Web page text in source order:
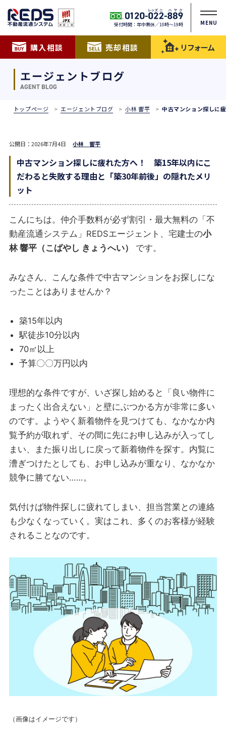
受付時間：年中無休／10時〜19時 MENU
購入相談 売却相談 リフォーム
エージェントブログ
AGENT BLOG
トップページ エージェントブログ 小林 響平 中古マンション探しに
公開日：2026年7月4日小林 響平
中古マンション探しに疲れた方へ！ 築15年以内にこ
だわると失敗する理由と「築30年前後」の隠れたメリ
ット
こんにちは。仲介手数料が必ず割引・最大無料の「不
動産流通システム」REDSエージェント、宅建士の小
林 響平（こばやし きょうへい）
です。
みなさん、こんな条件で中古マンションをお探しにな
ったことはありませんか？
築15年以内
駅徒歩10分以内
70㎡以上
予算〇〇万円以内
理想的な条件ですが、いざ探し始めると「良い物件に
まったく出合えない」と壁にぶつかる方が非常に多い
のです。ようやく新着物件を見つけても、なかなか内
覧予約が取れず、その間に先にお申し込みが入ってし
まい、また振り出しに戻って新着物件を探す。内覧に
漕ぎつけたとしても、お申し込みが重なり、なかなか
競争に勝てない……。
気付けば物件探しに疲れてしまい、担当営業との連絡
も少なくなっていく。実はこれ、多くのお客様が経験
されることなのです。
（画像はイメージです）